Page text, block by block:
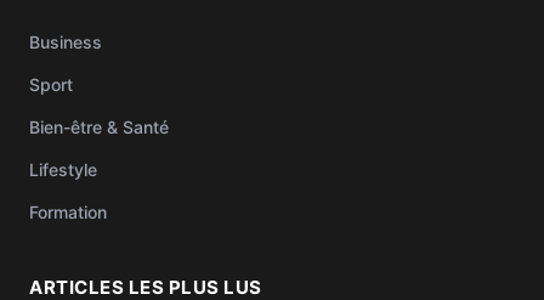
Business
Sport
Bien-être & Santé
Lifestyle
Formation
ARTICLES LES PLUS LUS